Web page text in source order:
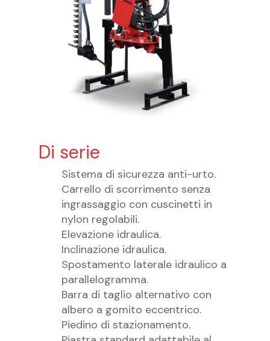
Di serie
Sistema di sicurezza anti-urto.
Carrello di scorrimento senza
ingrassaggio con cuscinetti in
nylon regolabili.
Elevazione idraulica.
Inclinazione idraulica.
Spostamento laterale idraulico a
parallelogramma.
Barra di taglio alternativo con
albero a gomito eccentrico.
Piedino di stazionamento.